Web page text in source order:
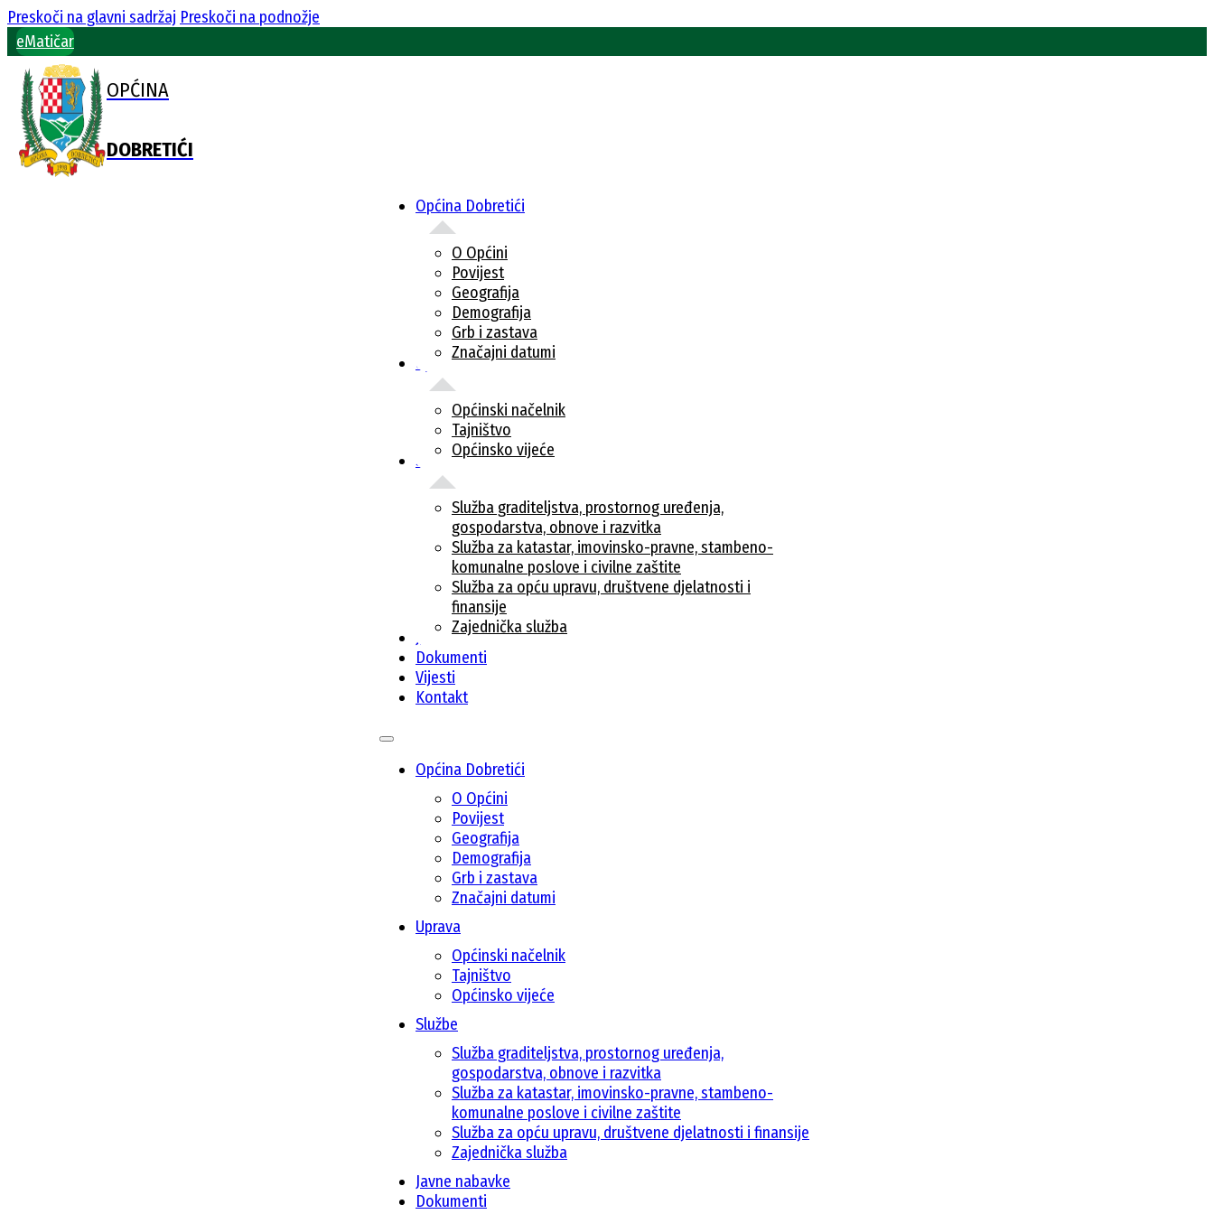
Preskoči na glavni sadržaj Preskoči na podnožje
eMatičar
OPĆINA
DOBRETIĆI
Općina Dobretići
O Općini
Povijest
Geografija
Demografija
Grb i zastava
Značajni datumi
Uprava
Općinski načelnik
Tajništvo
Općinsko vijeće
Službe
Služba graditeljstva, prostornog uređenja,
gospodarstva, obnove i razvitka
Služba za katastar, imovinsko-pravne, stambeno-
komunalne poslove i civilne zaštite
Služba za opću upravu, društvene djelatnosti i
finansije
Zajednička služba
Javne nabavke
Dokumenti
Vijesti
Kontakt
Općina Dobretići
O Općini
Povijest
Geografija
Demografija
Grb i zastava
Značajni datumi
Uprava
Općinski načelnik
Tajništvo
Općinsko vijeće
Službe
Služba graditeljstva, prostornog uređenja,
gospodarstva, obnove i razvitka
Služba za katastar, imovinsko-pravne, stambeno-
komunalne poslove i civilne zaštite
Služba za opću upravu, društvene djelatnosti i finansije
Zajednička služba
Javne nabavke
Dokumenti